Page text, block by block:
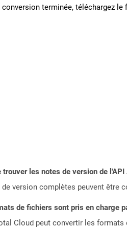
terminée, téléchargez le
trouver les notes de version de
de version complètes peuvent être
de fichiers sont pris en charge
Cloud peut convertir les formats